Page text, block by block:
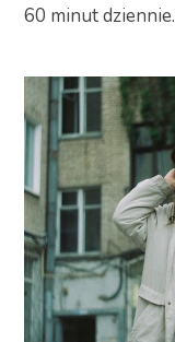
60 minut dziennie.